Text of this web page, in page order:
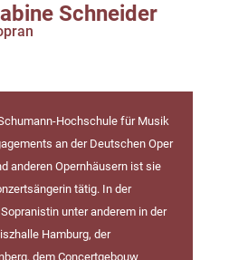
Hochschule für Musik
an der Deutschen Oper
anderen Opernhäusern ist sie
tätig. In der
unter anderem in der
Hamburg, der
dem Concertgebouw
Schneider